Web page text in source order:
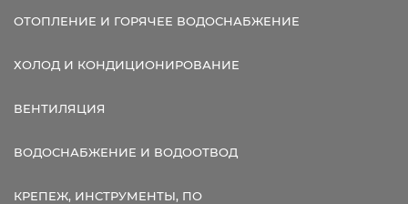
ОТОПЛЕНИЕ И ГОРЯЧЕЕ ВОДОСНАБЖЕНИЕ
ХОЛОД И КОНДИЦИОНИРОВАНИЕ
ВЕНТИЛЯЦИЯ
ВОДОСНАБЖЕНИЕ И ВОДООТВОД
КРЕПЕЖ, ИНСТРУМЕНТЫ, ПО